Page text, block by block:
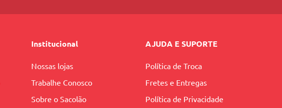
Institucional
Nossas lojas
Trabalhe Conosco
Sobre o Sacolão
AJUDA E SUPORTE
Política de Troca
Fretes e Entregas
Política de Privacidade